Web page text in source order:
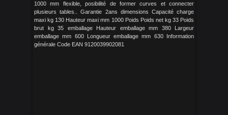
1000 mm flexible, posibilité de former curves et connecter
plusieurs tables.. Garantie 2ans dimensions Capacité charge
maxi kg 130 Hauteur maxi mm 1000 Poids Poids net kg 33 Poids
brut kg 35 emballage Hauteur emballage mm 380 Largeur
emballage mm 600 Longueur emballage mm 630 Information
générale Code EAN 9120039902081